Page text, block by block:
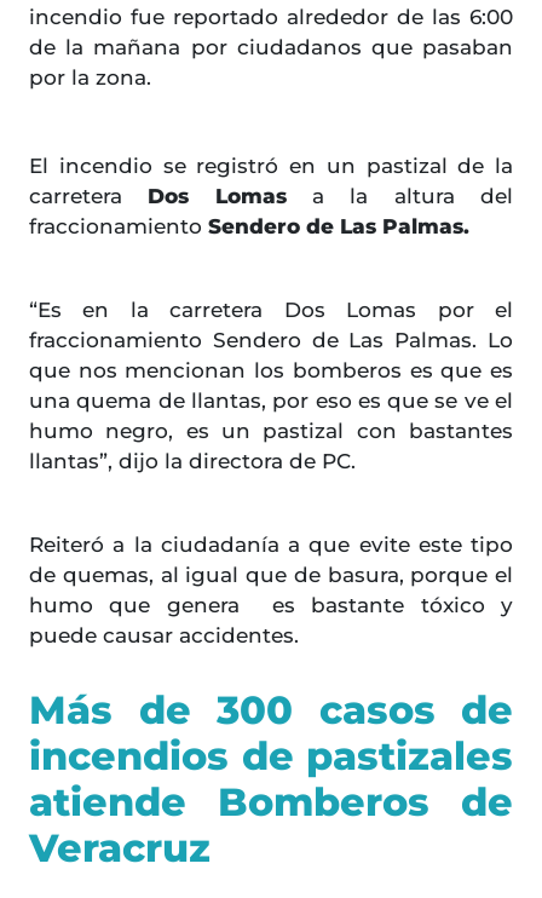
incendio fue reportado alrededor de las 6:00
de la mañana por ciudadanos que pasaban
por la zona.
El incendio se registró en un pastizal de la
carretera Dos Lomasa la altura del
fraccionamiento Sendero de Las Palmas.
“Es en la carretera Dos Lomas por el
fraccionamiento Sendero de Las Palmas. Lo
que nos mencionan los bomberos es que es
una quema de llantas, por eso es que se ve el
humo negro, es un pastizal con bastantes
llantas”, dijo la directora de PC.
Reiteró a la ciudadanía a que evite este tipo
de quemas, al igual que de basura, porque el
humo que genera es bastante tóxico y
puede causar accidentes.
Más de 300 casos de
incendios de pastizales
atiende Bomberos de
Veracruz